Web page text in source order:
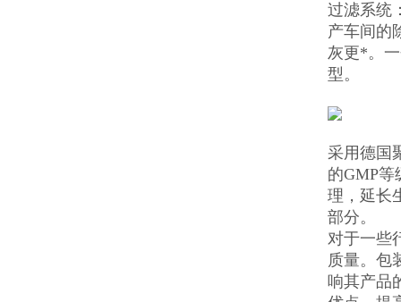
过滤系统
产车间的
灰更*。
型。
采用德国
的GMP
理，延长
部分。
对于一些
质量。包
响其产品